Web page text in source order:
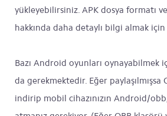
yükleyebilirsiniz. APK dosya formatı
hakkında daha detaylı bilgi almak için
Bazı Android oyunları oynayabilmek
da gerekmektedir. Eğer paylaşılmışsa
indirip mobil cihazınızın Android/